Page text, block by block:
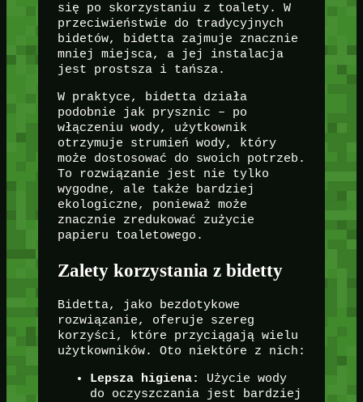
się po skorzystaniu z toalety. W
przeciwieństwie do tradycyjnych
bidetów, bidetta zajmuje znacznie
mniej miejsca, a jej instalacja
jest prostsza i tańsza.
W praktyce, bidetta działa
podobnie jak prysznic – po
włączeniu wody, użytkownik
otrzymuje strumień wody, który
może dostosować do swoich potrzeb.
To rozwiązanie jest nie tylko
wygodne, ale także bardziej
ekologiczne, ponieważ może
znacznie zredukować zużycie
papieru toaletowego.
Zalety korzystania z bidetty
Bidetta, jako bezdotykowe
rozwiązanie, oferuje szereg
korzyści, które przyciągają wielu
użytkowników. Oto niektóre z nich:
Lepsza higiena:
Użycie wody
do oczyszczania jest bardziej